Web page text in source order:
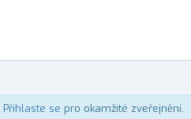
Přihlaste se pro okamžité zveřejnění.